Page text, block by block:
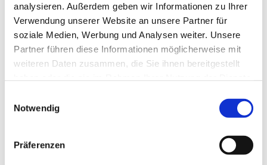
analysieren. Außerdem geben wir Informationen zu Ihrer
Verwendung unserer Website an unsere Partner für
soziale Medien, Werbung und Analysen weiter. Unsere
Partner führen diese Informationen möglicherweise mit
weiteren Daten zusammen, die Sie ihnen bereitgestellt
Notwendig
Präferenzen